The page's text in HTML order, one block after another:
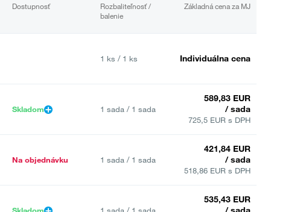
Dostupnosť
Rozbaliteľnosť /
balenie
Základná cena za MJ
1 ks / 1 ks Individuálna cena
Skladom 1 sada / 1 sada
589,83 EUR
/ sada
725,5 EUR s DPH
Na objednávku 1 sada / 1 sada
421,84 EUR
/ sada
518,86 EUR s DPH
535,43 EUR
/ sada